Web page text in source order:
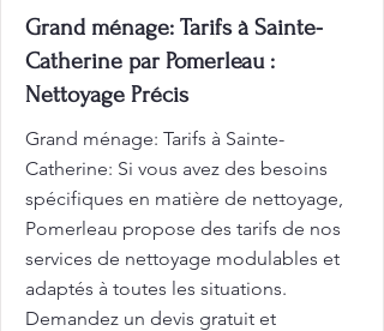
Grand ménage: Tarifs à Sainte-
Catherine par Pomerleau :
Nettoyage Précis
Grand ménage: Tarifs à Sainte-
Catherine: Si vous avez des besoins
spécifiques en matière de nettoyage,
Pomerleau propose des tarifs de nos
services de nettoyage modulables et
adaptés à toutes les situations.
Demandez un devis gratuit et